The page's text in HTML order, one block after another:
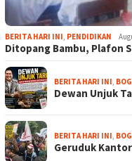
BERITA HARI INI, PENDIDIKAN
Ditopang Bambu, Plafon
BERITA HARI INI,
Dewan Unjuk
BERITA HARI INI,
Geruduk